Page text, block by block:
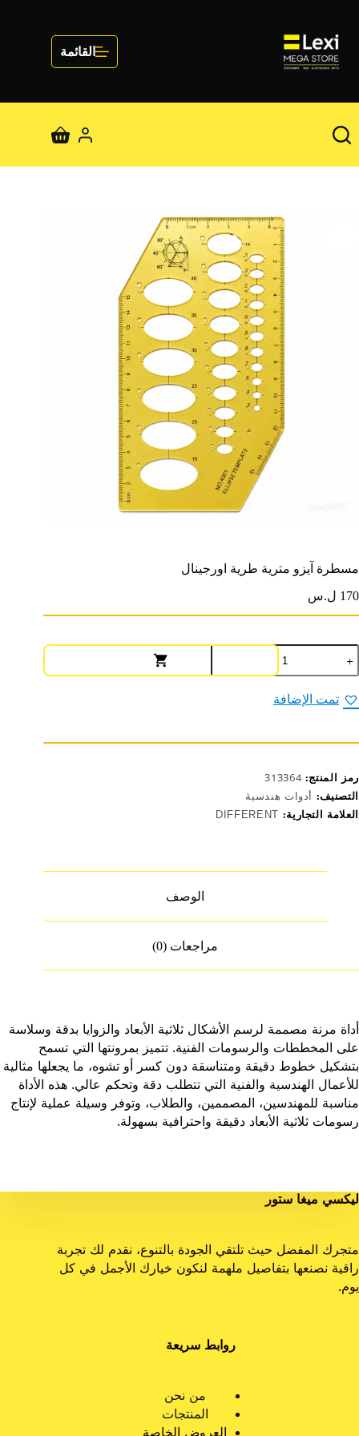
المحتوى
القائمة
عربة
مسطرة آيزو مترية طرية اورجينال
170 ل.س
كمية
مسطرة
آيزو
مترية
طرية
تمت الإضافة
رمز المنتج:313364
التصنيف: أدوات هندسية
العلامة التجارية: DIFFERENT
الوصف
مراجعات (0)
أداة مرنة مصممة لرسم الأشكال ثلاثية الأبعاد والزوايا بدقة وسلاسة
على المخططات والرسومات الفنية. تتميز بمرونتها التي تسمح
بتشكيل خطوط دقيقة ومتناسقة دون كسر أو تشوه، ما يجعلها مثالية
للأعمال الهندسية والفنية التي تتطلب دقة وتحكم عالي. هذه الأداة
مناسبة للمهندسين، المصممين، والطلاب، وتوفر وسيلة عملية لإنتاج
رسومات ثلاثية الأبعاد دقيقة واحترافية بسهولة.
ليكسي ميغا ستور
متجرك المفضل حيث تلتقي الجودة بالتنوع، نقدم لك تجربة
راقية نصنعها بتفاصيل ملهمة لنكون خيارك الأجمل في كل
يوم.
روابط سريعة
من نحن
المنتجات